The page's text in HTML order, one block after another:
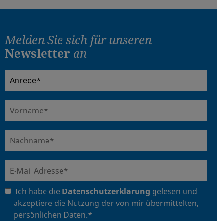
Melden Sie sich fürunseren
Newsletter an
Ich habe die Datenschutzerklärung gelesen und
akzeptiere die Nutzung der von mir übermittelten,
persönlichen Daten.*